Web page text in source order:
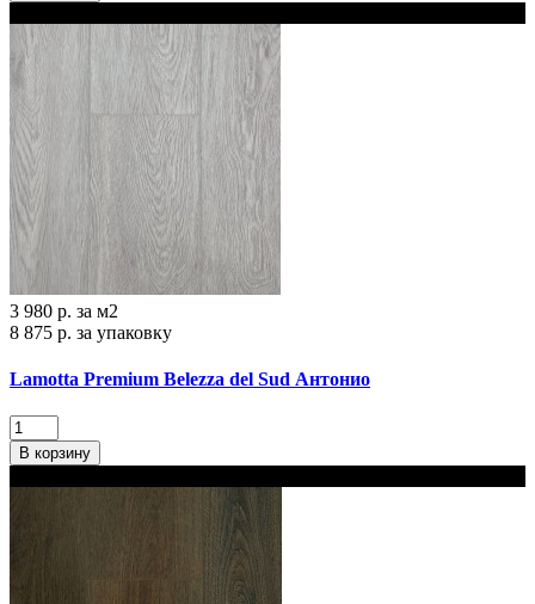
3 980 р. за м2
8 875 р. за упаковку
Lamotta Premium Belezza del Sud Антонио
В корзину